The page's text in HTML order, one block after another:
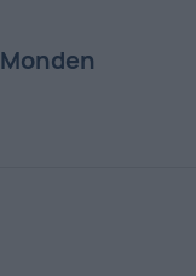
Monden